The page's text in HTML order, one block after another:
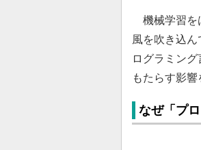
機械学習を
風を吹き込
ログラミン
もたらす影響
なぜ「プ